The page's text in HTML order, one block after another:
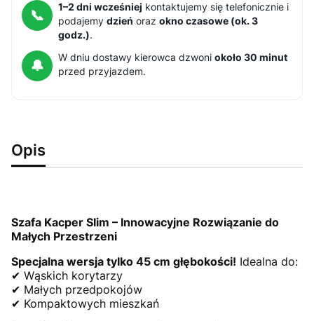
📞
1–2 dni wcześniej kontaktujemy się telefonicznie i
podajemy dzień oraz okno czasowe (ok. 3
godz.).
🔔
W dniu dostawy kierowca dzwoni około 30 minut
przed przyjazdem.
Opis
Szafa Kacper Slim – Innowacyjne Rozwiązanie do
Małych Przestrzeni
Specjalna wersja tylko 45 cm głębokości! Idealna do:
✔ Wąskich korytarzy
✔ Małych przedpokojów
✔ Kompaktowych mieszkań